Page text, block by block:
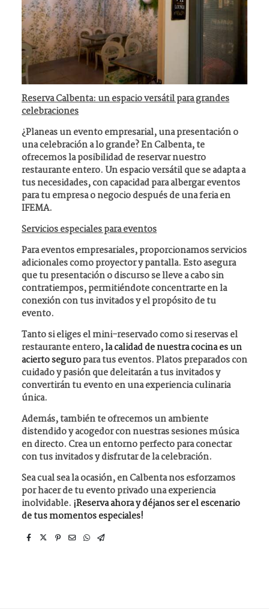
Reserva Calbenta: un espacio versátil para grandes
celebraciones
¿Planeas uneventoempresarial, unapresentacióno
unacelebracióna lo grande? En Calbenta, te
ofrecemos la posibilidad dereservar nuestro
restaurante entero. Un espacio versátil que se adapta a
tus necesidades, con capacidad para albergareventos
para tu empresa o negocio después de una feria en
IFEMA.
Servicios especiales para eventos
Para eventos empresariales, proporcionamosservicios
adicionales como proyector y pantalla. Esto asegura
que tu presentación o discurso se lleve a cabo sin
contratiempos, permitiéndote concentrarte en la
conexión con tus invitados y el propósito de tu
evento.
Tanto si eliges el mini-reservado como si reservas el
restaurante entero,la calidad de nuestra cocina es un
acierto seguropara tus eventos. Platos preparados con
cuidado y pasión que deleitarán a tus invitados y
convertirán tu evento en una experiencia culinaria
única.
Además, también te ofrecemos un ambiente
distendido y acogedor connuestras sesiones música
en directo. Crea un entorno perfecto para conectar
con tus invitados y disfrutar de la celebración.
Sea cual sea la ocasión, en Calbenta nos esforzamos
por hacer de tu evento privado una experiencia
inolvidable. ¡Reserva ahora y déjanos ser el escenario
de tus momentos especiales!